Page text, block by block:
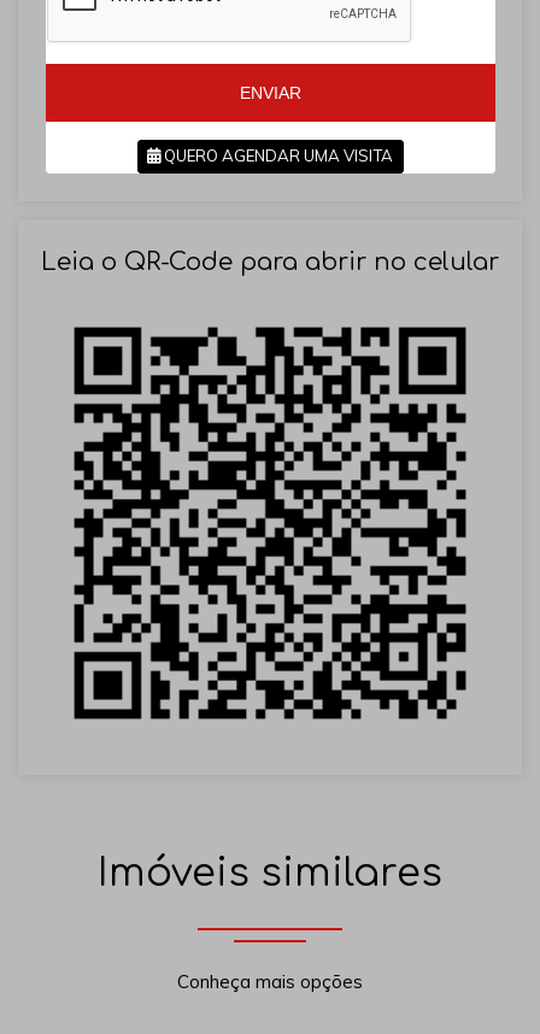
5
5
ENVIAR
QUERO AGENDAR UMA VISITA
Leia o QR-Code para abrir no celular
Imóveis similares
Conheça mais opções